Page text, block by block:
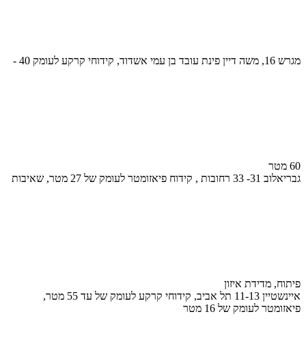
מגרש 16, משה דיין פינת עובד בן עמי אשדוד, קידוחי קרקע לעומק 40 -
60 מטר
גבריאלוב 31- 33 רחובות , קידוח פיאזומטר לעומק של 27 מטר, שאיבות
פיתוח, מדידת איזון
איינשטיין 11-13 תל אביב, קידוחי קרקע לעומק של עד 55 מטר,
פיאזומטר לעומק של 16 מטר